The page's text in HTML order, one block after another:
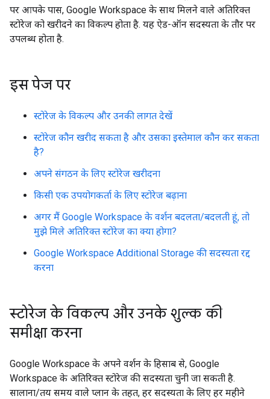
पर आपके पास, Google Workspace के साथ मिलने वाले अतिरिक्त
स्टोरेज को खरीदने का विकल्प होता है. यह ऐड-ऑन सदस्यता के तौर पर
उपलब्ध होता है.
इस पेज पर
स्टोरेज के विकल्प और उनकी लागत देखें
स्टोरेज कौन खरीद सकता है और उसका इस्तेमाल कौन कर सकता
है?
अपने संगठन के लिए स्टोरेज खरीदना
किसी एक उपयोगकर्ता के लिए स्टोरेज बढ़ाना
अगर मैं Google Workspace के वर्शन बदलता/बदलती हूं, तो
मुझे मिले अतिरिक्त स्टोरेज का क्या होगा?
Google Workspace Additional Storage की सदस्यता रद्द
करना
स्टोरेज के विकल्प और उनके शुल्क की
समीक्षा करना
Google Workspace के अपने वर्शन के हिसाब से, Google
Workspace के अतिरिक्त स्टोरेज की सदस्यता चुनी जा सकती है.
सालाना/तय समय वाले प्लान के तहत, हर सदस्यता के लिए हर महीने